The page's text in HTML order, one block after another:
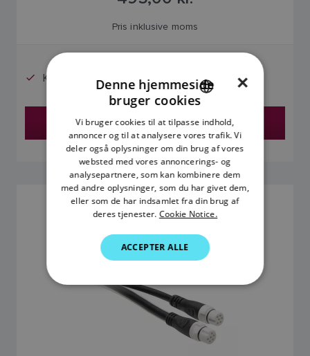
Pris inklusive moms
Kabellængde: 3 m (9,75')
Find en Forhandler
SPUR KABEL 5 M
SKU: A06041
ENGLISH
DANISH
ITALIAN
SWEDISH
DUTCH
FINNISH
×
Denne hjemmeside
bruger cookies
Vi bruger cookies til at tilpasse indhold,
annoncer og til at analysere vores trafik. Vi
deler også oplysninger om din brug af vores
websted med vores annoncerings- og
analysepartnere, som kan kombinere dem
med andre oplysninger, som du har givet dem,
eller som de har indsamlet fra din brug af
deres tjenester. Cookie Notice.
ACCEPTER ALLE